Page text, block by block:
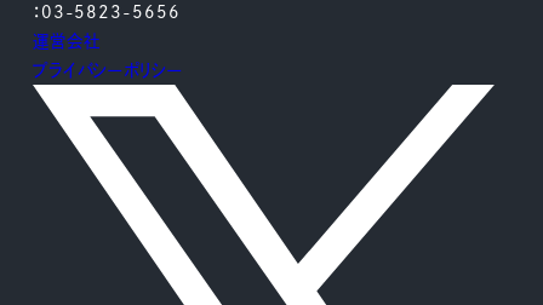
：03-5823-5656
運営会社
プライバシーポリシー